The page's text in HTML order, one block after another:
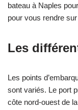
bateau à Naples
pour vous rendre
Les
Les points
sont variés. Le port
côte nord-ouest de